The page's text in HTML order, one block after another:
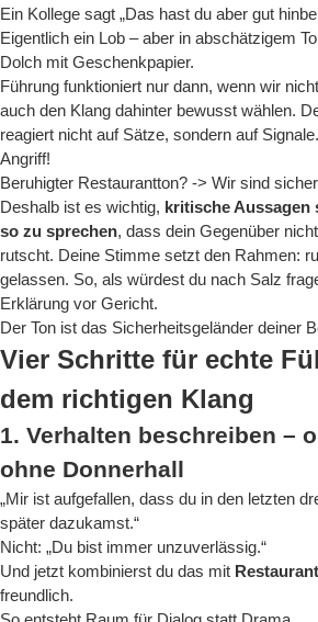
Ein Kollege sagt „Das hast du aber gut
Eigentlich ein Lob – aber in abschätzigem
Dolch mit Geschenkpapier.
Führung funktioniert nur dann, wenn wir
auch den Klang dahinter bewusst wählen.
reagiert nicht auf Sätze, sondern auf
Angriff!
Beruhigter Restaurantton? -> Wir sind
Deshalb ist es wichtig, kritische Aussagen
so zu sprechen, dass dein Gegenüber
rutscht. Deine Stimme setzt den Rahmen:
gelassen. So, als würdest du nach Salz
Erklärung vor Gericht.
Der Ton ist das Sicherheitsgeländer deiner
Vier Schritte für echte
dem richtigen Klang
1. Verhalten beschreiben –
ohne Donnerhall
„Mir ist aufgefallen, dass du in den letzten
später dazukamst.“
Nicht: „Du bist immer unzuverlässig.“
Und jetzt kombinierst du das mit
freundlich.